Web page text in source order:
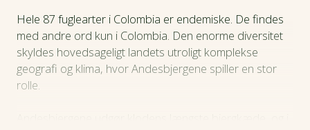
Hele 87 fuglearter i Colombia er endemiske. De findes
med andre ord kun i Colombia. Den enorme diversitet
skyldes hovedsageligt landets utroligt komplekse
geografi og klima, hvor Andesbjergene spiller en stor
rolle.